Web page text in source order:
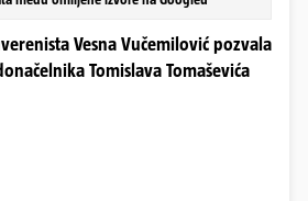
Vesna Vučemilović pozvala
Tomislava Tomaševića